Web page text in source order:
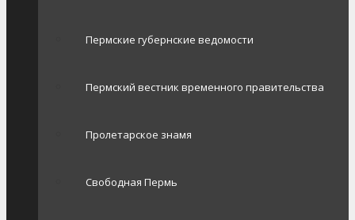
Пермские губернские ведомости
Пермский вестник временного правительства
Пролетарское знамя
Свободная Пермь